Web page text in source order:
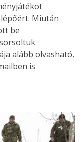
Miután
be
alább olvasható,
is